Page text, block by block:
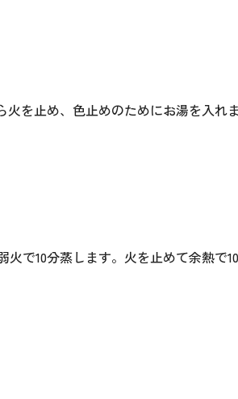
を止め、色止めのためにお湯を入れ
で10分蒸します。火を止めて余熱で10